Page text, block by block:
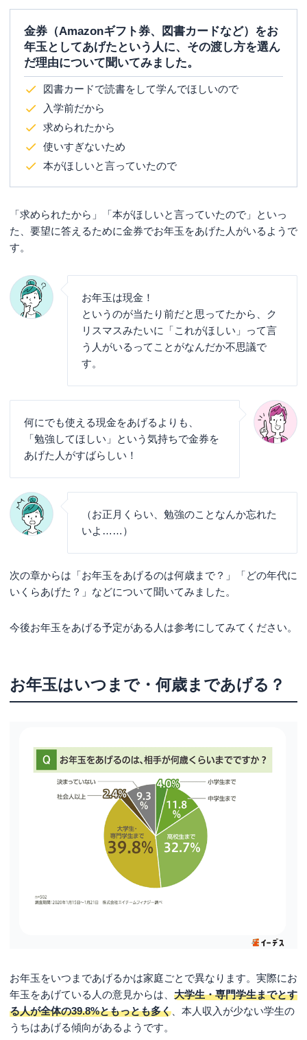
金券（Amazonギフト券、図書カードなど）をお
年玉としてあげたという人に、その渡し方を選ん
だ理由について聞いてみました。
図書カードで読書をして学んでほしいので
入学前だから
求められたから
使いすぎないため
本がほしいと言っていたので
「求められたから」「本がほしいと言っていたので」といっ
た、要望に答えるために金券でお年玉をあげた人がいるようで
す。
お年玉は現金！
というのが当たり前だと思ってたから、ク
リスマスみたいに「これがほしい」って言
う人がいるってことがなんだか不思議で
す。
何にでも使える現金をあげるよりも、
「勉強してほしい」という気持ちで金券を
あげた人がすばらしい！
（お正月くらい、勉強のことなんか忘れた
いよ……）
次の章からは「お年玉をあげるのは何歳まで？」「どの年代に
いくらあげた？」などについて聞いてみました。
今後お年玉をあげる予定がある人は参考にしてみてください。
お年玉はいつまで・何歳まであげる？
お年玉をいつまであげるかは家庭ごとで異なります。実際にお
年玉をあげている人の意見からは、 大学生・専門学生までとす
る人が全体の39.8%ともっとも多く 、本人収入が少ない学生の
うちはあげる傾向があるようです。